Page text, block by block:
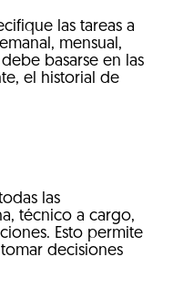
las tareas a
mensual,
basarse en las
el historial de
las
técnico a cargo,
Esto permite
decisiones